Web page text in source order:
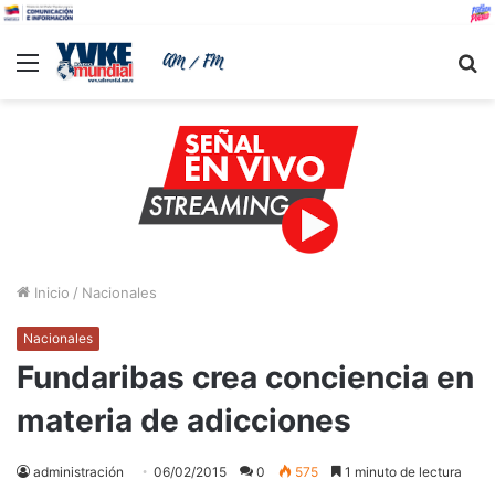
Menu
Inicio / Nacionales
Nacionales
Fundaribas crea conciencia en
materia de adicciones
administración 06/02/2015 0 575 1 minuto de lectura